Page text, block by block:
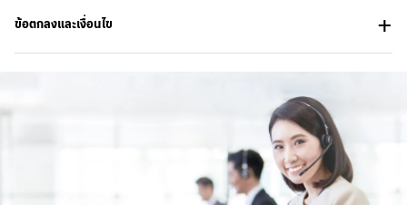
ข้อตกลงและเงื่อนไข